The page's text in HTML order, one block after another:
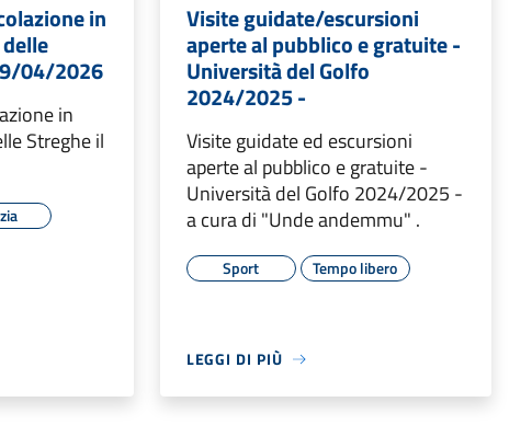
in
04/2026
in
Streghe il
Visite guidate/escursioni
aperte al pubblico e gratuite -
Università del Golfo
2024/2025 -
Visite guidate ed escursioni
aperte al pubblico e gratuite -
Università del Golfo 2024/2025 -
a cura di "Unde andemmu" .
Sport Tempo libero
LEGGI DI PIÙ